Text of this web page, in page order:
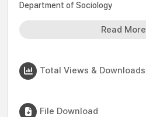
Department of Sociology
Read More
Total Views & Downloads
File Download